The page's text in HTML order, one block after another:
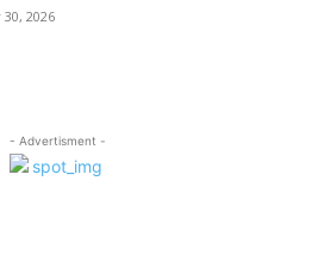
30, 2026
- Advertisment -